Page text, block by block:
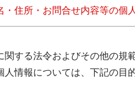
住所・お問合せ内容等の個
する法令およびその他の規
情報については、下記の目